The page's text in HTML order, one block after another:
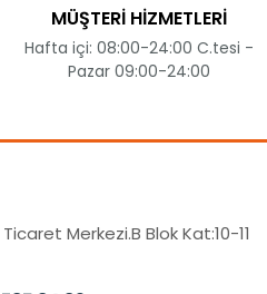
MÜŞTERİ HİZMETLERİ
Hafta içi: 08:00-24:00 C.tesi -
Pazar 09:00-24:00
Merkezi.B Blok Kat:10-11